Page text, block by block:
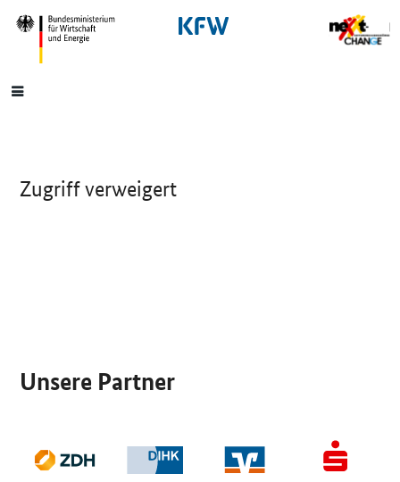
SrOnlyNavigation
Hauptmenü
Zugriff verweigert
Unsere Partner